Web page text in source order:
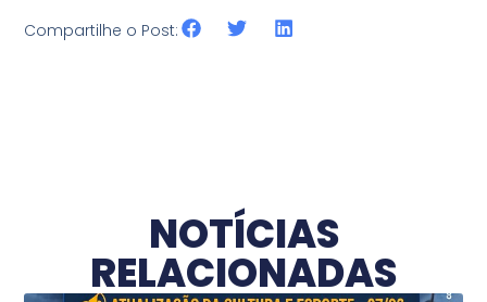
Compartilhe o Post:
NOTÍCIAS
RELACIONADAS